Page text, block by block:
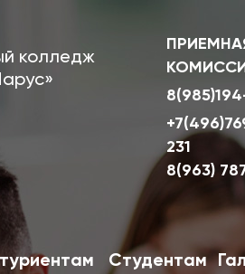
колледж
231
8(963)
Студентам